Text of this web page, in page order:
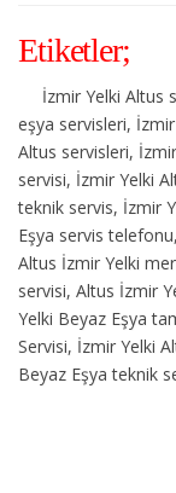
Etiketler;
İzmir Yelki Altus
eşya servisleri,
Altus servisleri,
servisi, İzmir Yelki
teknik servis, İzmir
Eşya servis
Altus İzmir Yelki
servisi, Altus İzmir
Yelki Beyaz Eşya
Servisi, İzmir Yelki
Beyaz Eşya teknik